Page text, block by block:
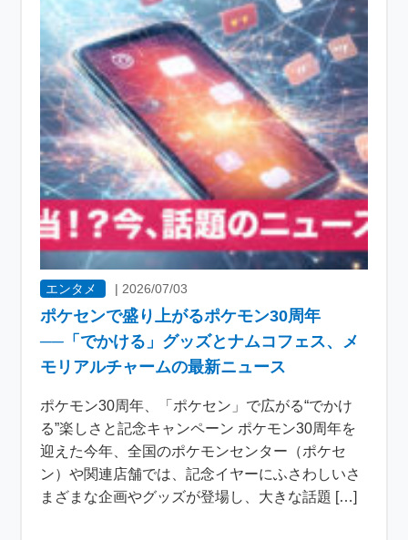
エンタメ |2026/07/03
ポケセンで盛り上がるポケモン30周年
──「でかける」グッズとナムコフェス、メ
モリアルチャームの最新ニュース
ポケモン30周年、「ポケセン」で広がる“でかけ
る”楽しさと記念キャンペーン ポケモン30周年を
迎えた今年、全国のポケモンセンター（ポケセ
ン）や関連店舗では、記念イヤーにふさわしいさ
まざまな企画やグッズが登場し、大きな話題 […]